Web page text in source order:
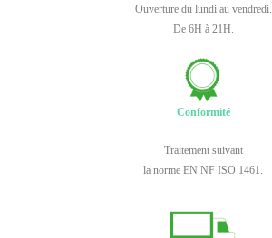
Ouverture du lundi au vendredi.
De 6H à 21H.
Conformité
Traitement suivant
la norme EN NF ISO 1461.